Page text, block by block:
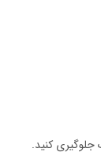
جلوگیری کنید.